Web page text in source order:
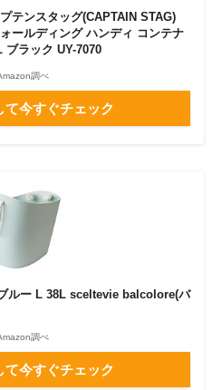
テンスタッグ(CAPTAIN STAG)
ールディング ハンディ コンテナ
ブラック UY-7070
調べ
て今すぐチェック
ルー L 38L sceltevie balcolore(バ
調べ
て今すぐチェック